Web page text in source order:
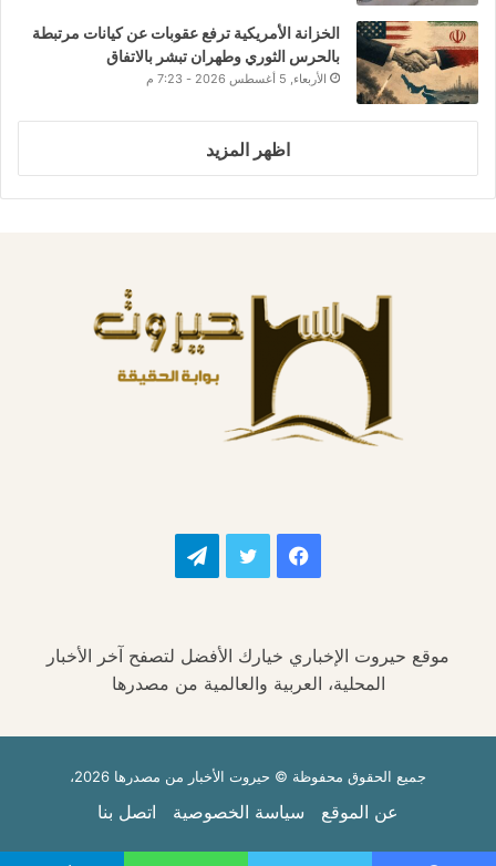
الخزانة الأمريكية ترفع عقوبات عن كيانات مرتبطة
بالحرس الثوري وطهران تبشر بالاتفاق
الأربعاء, 5 أغسطس 2026 - 7:23 م
اظهر المزيد
فيسبوك تويتر تيلقرام
موقع حيروت الإخباري خيارك الأفضل لتصفح آخر الأخبار
المحلية، العربية والعالمية من مصدرها
جميع الحقوق محفوظة © حيروت الأخبار من مصدرها 2026،
عن الموقع سياسة الخصوصية اتصل بنا